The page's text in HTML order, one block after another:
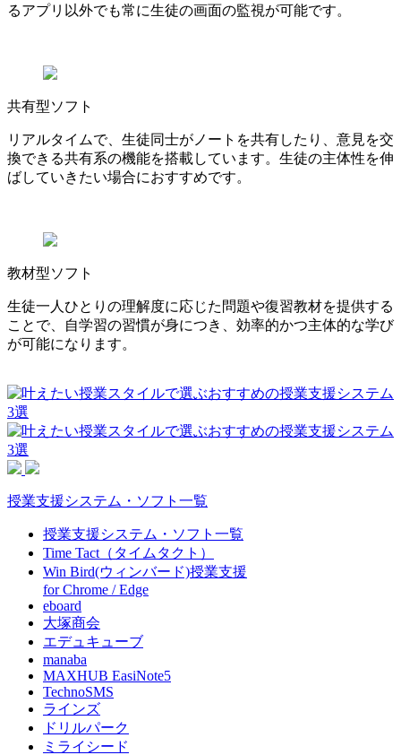
るアプリ以外でも常に生徒の画面の監視が可能です。
共有型ソフト
リアルタイムで、生徒同士がノートを共有したり、意見を交
換できる共有系の機能を搭載しています。生徒の主体性を伸
ばしていきたい場合におすすめです。
教材型ソフト
生徒一人ひとりの理解度に応じた問題や復習教材を提供する
ことで、自学習の習慣が身につき、効率的かつ主体的な学び
が可能になります。
授業支援システム・ソフト一覧
授業支援システム・ソフト一覧
Time Tact（タイムタクト）
Win Bird(ウィンバード)授業支援
for Chrome / Edge
eboard
大塚商会
エデュキューブ
manaba
MAXHUB EasiNote5
TechnoSMS
ラインズ
ドリルパーク
ミライシード